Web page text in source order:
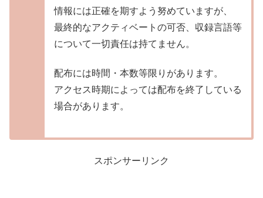
情報には正確を期すよう努めていますが、
最終的なアクティベートの可否、収録言語等
について一切責任は持てません。
配布には時間・本数等限りがあります。
アクセス時期によっては配布を終了している
場合があります。
スポンサーリンク